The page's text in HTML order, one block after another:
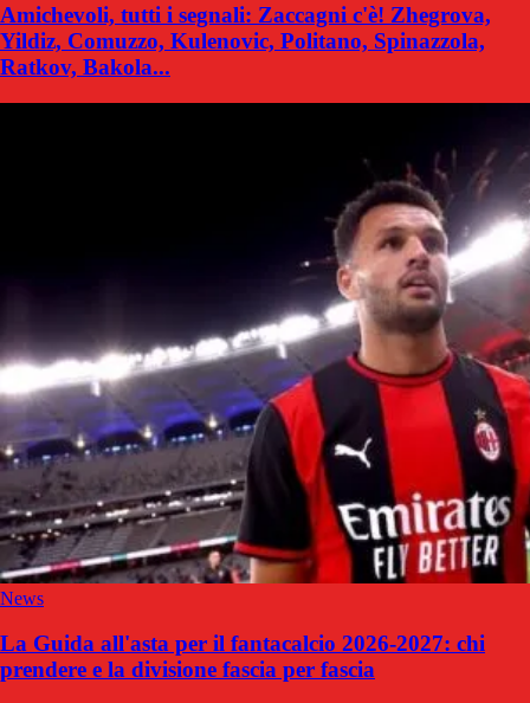
Amichevoli, tutti i segnali: Zaccagni c'è! Zhegrova,
Yildiz, Comuzzo, Kulenovic, Politano, Spinazzola,
Ratkov, Bakola...
News
La Guida all'asta per il fantacalcio 2026-2027: chi
prendere e la divisione fascia per fascia